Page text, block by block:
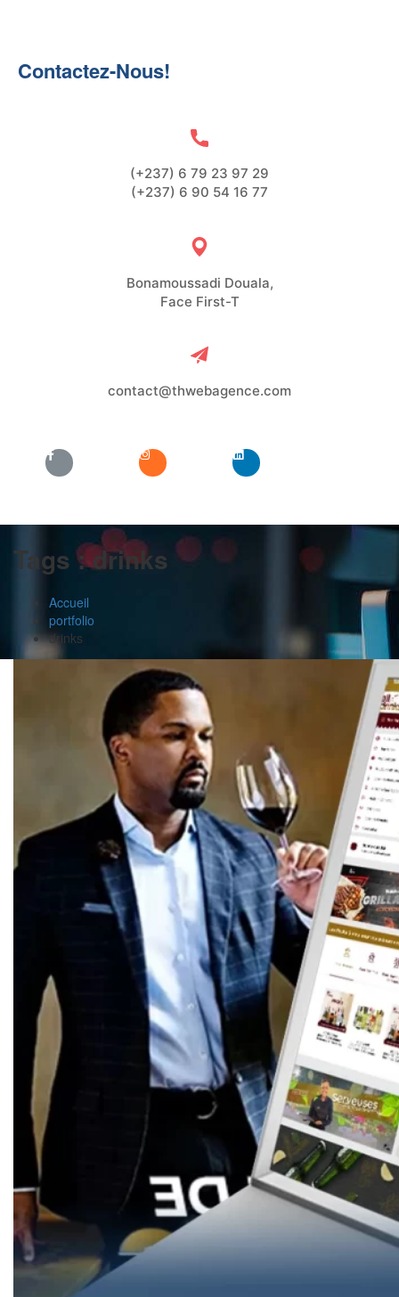
Contactez-Nous!
(+237) 6 79 23 97 29
(+237) 6 90 54 16 77
Bonamoussadi Douala,
Face First-T
contact@thwebagence.com
Tags :drinks
Accueil
portfolio
drinks